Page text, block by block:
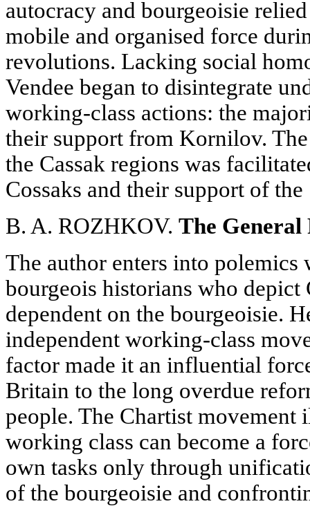
autocracy and bourgeoisie
mobile and organised force
revolutions. Lacking social
Vendee began to disintegrate
working-class actions: the
their support from Kornilov.
the Cassak regions was
Cossaks and their support of the
B. A. ROZHKOV. The
The author enters into polemics
bourgeois historians who depict
dependent on the bourgeoisie.
independent working-class
factor made it an influential
Britain to the long overdue
people. The Chartist movement
working class can become a
own tasks only through
of the bourgeoisie and